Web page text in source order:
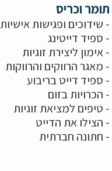
תומר וכריס
- שידוכים ופגישות אישיות
- ספיד דייטינג
-אימון ליצירת זוגיות
- מאגר הרווקים והרווקות
- ספיד דייט בריבוע
- הכרויות בזום
- טיפים למציאת זוגיות
- הצילו את הדייט
- חתונה חברתית